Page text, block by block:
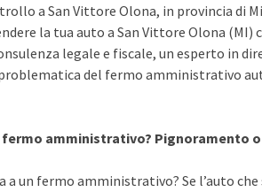
a San Vittore Olona, in provincia di
la tua auto a San Vittore Olona
legale e fiscale, un esperto in
del fermo amministrativo
amministrativo? Pignoramento
un fermo amministrativo? Se l’auto